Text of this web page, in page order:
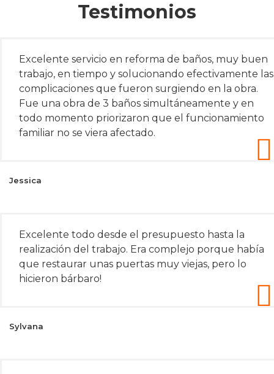
Testimonios
Excelente servicio en reforma de baños, muy buen
trabajo, en tiempo y solucionando efectivamente las
complicaciones que fueron surgiendo en la obra.
Fue una obra de 3 baños simultáneamente y en
todo momento priorizaron que el funcionamiento
familiar no se viera afectado.
Jessica
Excelente todo desde el presupuesto hasta la
realización del trabajo. Era complejo porque había
que restaurar unas puertas muy viejas, pero lo
hicieron bárbaro!
Sylvana